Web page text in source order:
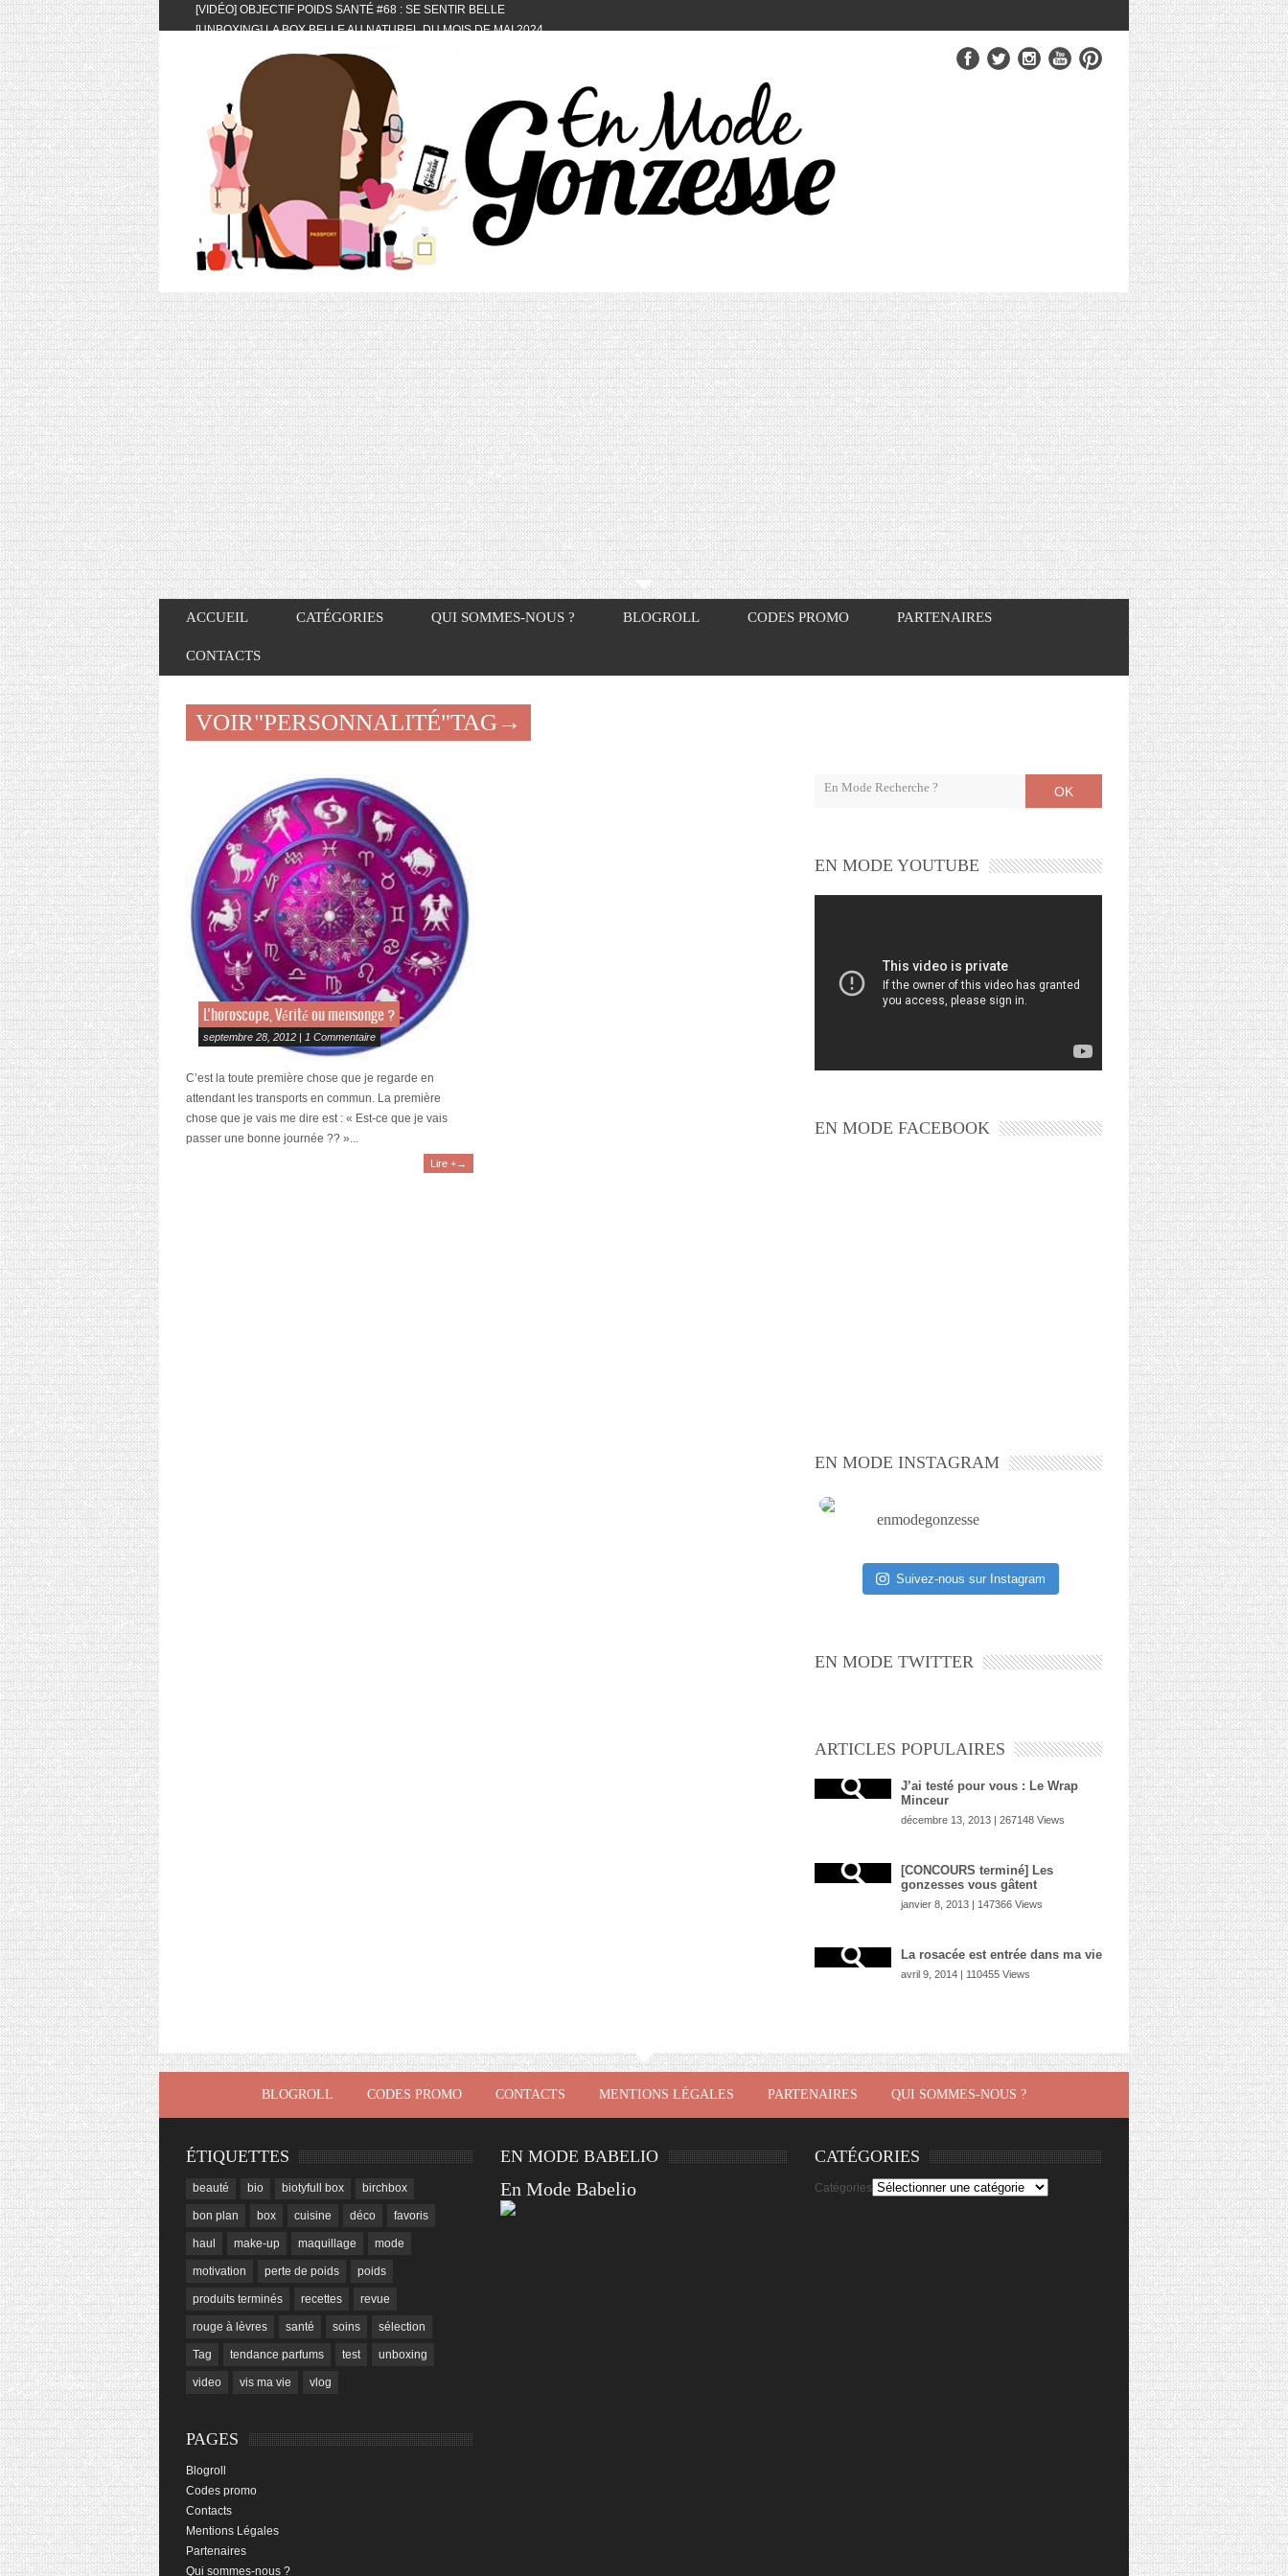
[VIDÉO] OBJECTIF POIDS SANTÉ #68 : SE SENTIR BELLE
[UNBOXING] LA BOX BELLE AU NATUREL DU MOIS DE MAI 2024
FEAT. AKILA
[VIDÉO] LA SÉLECTION DU MOIS #AVRIL2024
[VIDÉO] QUITOQUE #10 : MEAL PREP & CONVIVIALITÉ
[VIDÉO] UNBOXING : LES MY LITTLE & BIOTYFULL BOX DU MOIS D’AVRIL
2024 FEAT. AKILA
[VIDÉO] OBJECTIF POIDS SANTÉ #67 : L’AVIS DES AUTRES, CE N’EST QUE LA
VIE DES AUTRES
[VIDÉO] UNBOXING : LES MY LITTLE & BIOTYFULL BOX DES MOIS DE
FÉVRIER ET MARS 2024 FEAT. AKILA
[VIDÉO] LA SÉLECTION DU MOIS #JANVIER2024
[VIDÉO] HELLOFRESH #34 : IDÉES RECETTES RISOTTO
ACCUEIL CATÉGORIES QUI SOMMES-NOUS ? BLOGROLL CODES PROMO PARTENAIRES
CONTACTS
VOIR"PERSONNALITÉ"TAG→
L’horoscope, Vérité ou mensonge ?
septembre 28, 2012 | 1 Commentaire
C’est la toute première chose que je regarde en
attendant les transports en commun. La première
chose que je vais me dire est : « Est-ce que je vais
passer une bonne journée ?? »...
Lire +→
OK
EN MODE YOUTUBE
EN MODE FACEBOOK
EN MODE INSTAGRAM
enmodegonzesse
Suivez-nous sur Instagram
EN MODE TWITTER
ARTICLES POPULAIRES
J’ai testé pour vous : Le Wrap
Minceur
décembre 13, 2013 | 267148 Views
[CONCOURS terminé] Les
gonzesses vous gâtent
janvier 8, 2013 | 147366 Views
La rosacée est entrée dans ma vie
avril 9, 2014 | 110455 Views
BLOGROLL CODES PROMO CONTACTS MENTIONS LÉGALES PARTENAIRES QUI SOMMES-NOUS ?
ÉTIQUETTES
beauté bio biotyfull box birchbox
bon plan box cuisine déco favoris
haul make-up maquillage mode
motivation perte de poids poids
produits terminés recettes revue
rouge à lèvres santé soins sélection
Tag tendance parfums test unboxing
video vis ma vie vlog
PAGES
Blogroll
Codes promo
Contacts
Mentions Légales
Partenaires
Qui sommes-nous ?
EN MODE BABELIO
En Mode Babelio
CATÉGORIES
Catégories